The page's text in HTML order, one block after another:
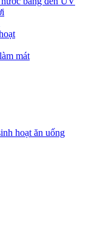
mát
hoạt ăn uống